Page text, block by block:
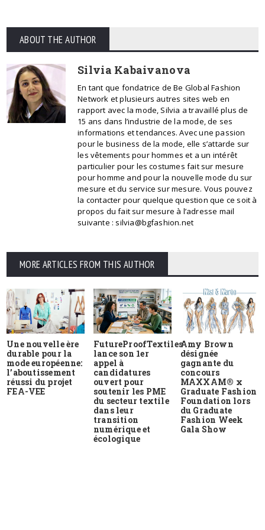
ABOUT THE AUTHOR
Silvia Kabaivanova
En tant que fondatrice de Be Global Fashion
Network et plusieurs autres sites web en
rapport avec la mode, Silvia a travaillé plus de
15 ans dans l’industrie de la mode, de ses
informations et tendances. Avec une passion
pour le business de la mode, elle s’attarde sur
les vêtements pour hommes et a un intérêt
particulier pour les costumes fait sur mesure
pour homme and pour la nouvelle mode du sur
mesure et du service sur mesure. Vous pouvez
la contacter pour quelque question que ce soit à
propos du fait sur mesure à l’adresse mail
suivante : silvia@bgfashion.net
MORE ARTICLES FROM THIS AUTHOR
Une nouvelle ère
durable pour la
mode européenne:
l’aboutissement
réussi du projet
FEA-VEE
FutureProofTextiles
lance son 1er
appel à
candidatures
ouvert pour
soutenir les PME
du secteur textile
dans leur
transition
numérique et
écologique
Amy Brown
désignée
gagnante du
concours
MAXXAM® x
Graduate Fashion
Foundation lors
du Graduate
Fashion Week
Gala Show